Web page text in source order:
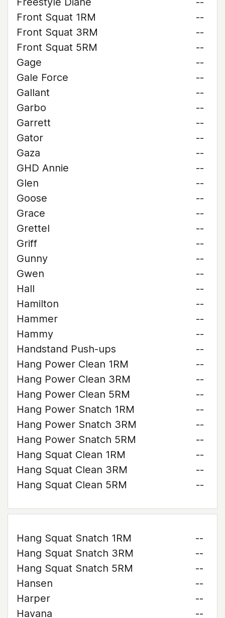
Front Squat 1RM
--
Front Squat 3RM
--
Front Squat 5RM
--
Gage
--
Gale Force
--
Gallant
--
Garbo
--
Garrett
--
Gator
--
Gaza
--
GHD Annie
--
Glen
--
Goose
--
Grace
--
Grettel
--
Griff
--
Gunny
--
Gwen
--
Hall
--
Hamilton
--
Hammer
--
Hammy
--
Handstand Push-ups
--
Hang Power Clean 1RM
--
Hang Power Clean 3RM
--
Hang Power Clean 5RM
--
Hang Power Snatch 1RM
--
Hang Power Snatch 3RM
--
Hang Power Snatch 5RM
--
Hang Squat Clean 1RM
--
Hang Squat Clean 3RM
--
Hang Squat Clean 5RM
--
Hang Squat Snatch 1RM
--
Hang Squat Snatch 3RM
--
Hang Squat Snatch 5RM
--
Hansen
--
Harper
--
Havana
--